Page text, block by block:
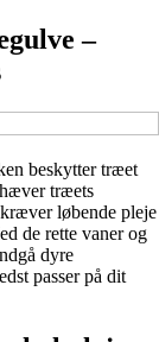
–
beskytter træet
træets
løbende pleje
de rette vaner og
dyre
passer på dit